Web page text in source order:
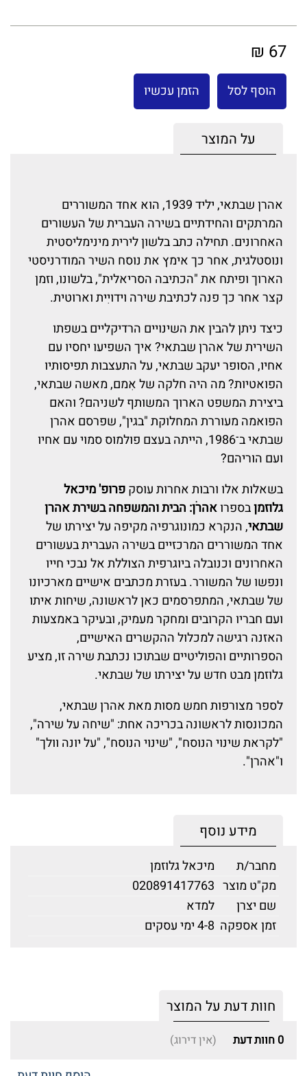
67 ₪
הוסף לסל הזמן עכשיו
על המוצר
אהרן שבתאי, יליד 1939, הוא אחד המשוררים
המרתקים והחידתיים בשירה העברית של העשורים
האחרונים. תחילה כתב בלשון לירית מינימליסטית
ונוסטלגית, אחר כך אימץ את נוסח השיר המודרניסטי
הארוך ופיתח את "הכתיבה הסריאלית", בלשונו, וזמן
קצר אחר כך פנה לכתיבת שירה וידויִית וארוטית.
כיצד ניתן להבין את השינויים הרדיקליים בשפתו
השירית של אהרן שבתאי? איך השפיעו יחסיו עם
אחיו, הסופר יעקב שבתאי, על התעצבות תפיסותיו
הפואטיות? מה היה חלקה של אִמם, מאשה שבתאי,
ביצירת המשפט הארוך המשותף לשניהם? והאם
הפואמה מעוררת המחלוקת "בגין", שפרסם אהרן
שבתאי ב־1986, הייתה בעצם פולמוס סמוי עם אחיו
ועם הוריהם?
בשאלות אלו ורבות אחרות עוסקפרופ' מיכאל
גלוזמןבספרואהרֹן: הבית והמשפחה בשירת אהרן
שבתאי, הנקרא כמונוגרפיה מקיפה על יצירתו של
אחד המשוררים המרכזיים בשירה העברית בעשורים
האחרונים וכנובלה ביוגרפית הצוללת אל נבכי חייו
ונפשו של המשורר. בעזרת מכתבים אישיים מארכיונו
של שבתאי, המתפרסמים כאן לראשונה, שיחות איתו
ועם חבריו הקרובים ומחקר מעמיק, ובעיקר באמצעות
האזנה רגישה למכלול ההקשרים האישיים,
הספרותיים והפוליטיים שבתוכו נכתבת שירה זו, מציע
גלוזמן מבט חדש על יצירתו של שבתאי.
לספר מצורפות חמש מסות מאת אהרן שבתאי,
המכונסות לראשונה בכריכה אחת: "שיחה על שירה",
"לקראת שינוי הנוסח", "שינוי הנוסח", "על יונה וולך"
ו"אהרן".
מידע נוסף
מחבר/ת
מיכאל גלוזמן
מק"ט מוצר 020891417763
שם יצרן
למדא
זמן אספקה 4-8 ימי עסקים
חוות דעת על המוצר
0 חוות דעת (אין דירוג)